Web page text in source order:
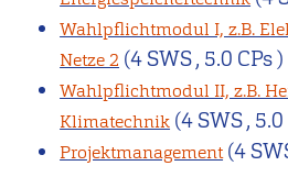
Wahlpflichtmodul I, z.B.
Netze 2 (4 SWS , 5.0 CPs )
Wahlpflichtmodul II, z.B.
Klimatechnik (4 SWS , 5.0
Projektmanagement (4